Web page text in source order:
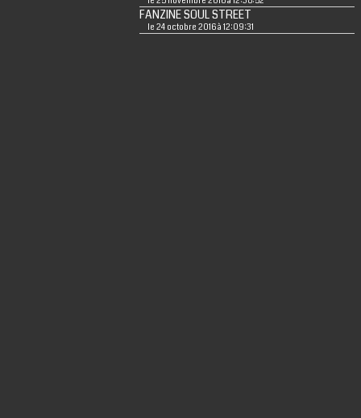
FANZINE SOUL STREET
le 24 octobre 2016 à 12:09:31